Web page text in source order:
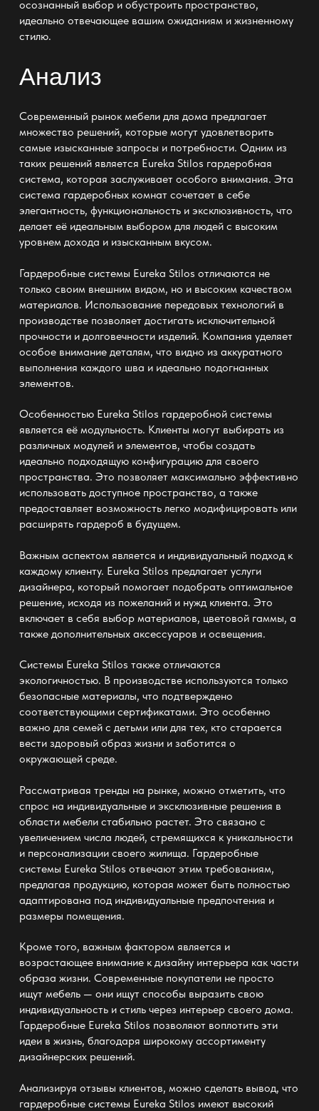
осознанный выбор и обустроить пространство,
идеально отвечающее вашим ожиданиям и жизненному
стилю.
Анализ
Современный рынок мебели для дома предлагает
множество решений, которые могут удовлетворить
самые изысканные запросы и потребности. Одним из
таких решений является Eureka Stilos гардеробная
система, которая заслуживает особого внимания. Эта
система гардеробных комнат сочетает в себе
элегантность, функциональность и эксклюзивность, что
делает её идеальным выбором для людей с высоким
уровнем дохода и изысканным вкусом.
Гардеробные системы Eureka Stilos отличаются не
только своим внешним видом, но и высоким качеством
материалов. Использование передовых технологий в
производстве позволяет достигать исключительной
прочности и долговечности изделий. Компания уделяет
особое внимание деталям, что видно из аккуратного
выполнения каждого шва и идеально подогнанных
элементов.
Особенностью Eureka Stilos гардеробной системы
является её модульность. Клиенты могут выбирать из
различных модулей и элементов, чтобы создать
идеально подходящую конфигурацию для своего
пространства. Это позволяет максимально эффективно
использовать доступное пространство, а также
предоставляет возможность легко модифицировать или
расширять гардероб в будущем.
Важным аспектом является и индивидуальный подход к
каждому клиенту. Eureka Stilos предлагает услуги
дизайнера, который помогает подобрать оптимальное
решение, исходя из пожеланий и нужд клиента. Это
включает в себя выбор материалов, цветовой гаммы, а
также дополнительных аксессуаров и освещения.
Системы Eureka Stilos также отличаются
экологичностью. В производстве используются только
безопасные материалы, что подтверждено
соответствующими сертификатами. Это особенно
важно для семей с детьми или для тех, кто старается
вести здоровый образ жизни и заботится о
окружающей среде.
Рассматривая тренды на рынке, можно отметить, что
спрос на индивидуальные и эксклюзивные решения в
области мебели стабильно растет. Это связано с
увеличением числа людей, стремящихся к уникальности
и персонализации своего жилища. Гардеробные
системы Eureka Stilos отвечают этим требованиям,
предлагая продукцию, которая может быть полностью
адаптирована под индивидуальные предпочтения и
размеры помещения.
Кроме того, важным фактором является и
возрастающее внимание к дизайну интерьера как части
образа жизни. Современные покупатели не просто
ищут мебель — они ищут способы выразить свою
индивидуальность и стиль через интерьер своего дома.
Гардеробные Eureka Stilos позволяют воплотить эти
идеи в жизнь, благодаря широкому ассортименту
дизайнерских решений.
Анализируя отзывы клиентов, можно сделать вывод, что
гардеробные системы Eureka Stilos имеют высокий